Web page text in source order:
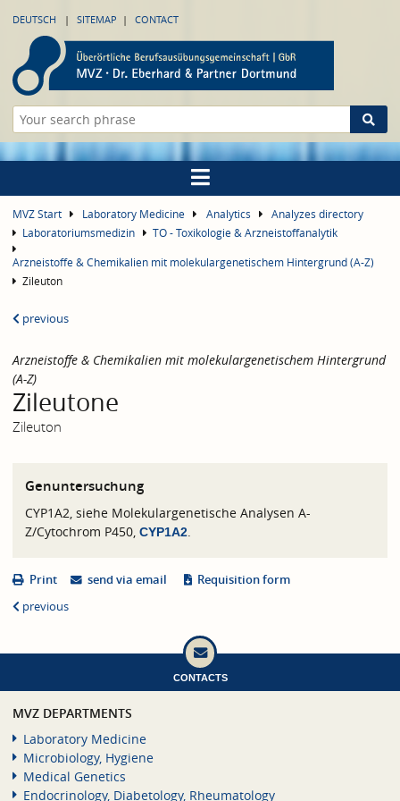
DEUTSCH SITEMAP CONTACT
MVZ Start Laboratory Medicine Analytics
Analyzes directory
Laboratoriumsmedizin
TO - Toxikologie & Arzneistoffanalytik
Arzneistoffe & Chemikalien mit molekulargenetischem Hintergrund (A-Z)
Zileuton
previous
Arzneistoffe & Chemikalien mit molekulargenetischem Hintergrund
(A-Z)
Zileutone
Zileuton
Genuntersuchung
CYP1A2, siehe Molekulargenetische Analysen A-
Z/Cytochrom P450, CYP1A2.
Print send via email
Requisition form
previous
CONTACTS
MVZ DEPARTMENTS
Laboratory Medicine
Microbiology, Hygiene
Medical Genetics
Endocrinology, Diabetology, Rheumatology